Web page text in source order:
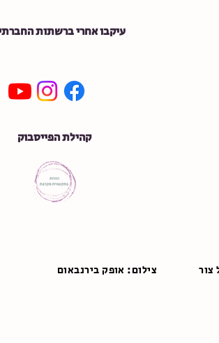
עיקבו אחרי ברשתות
קהילת הפייסבוק
צילום: אופק בירנבאום צור